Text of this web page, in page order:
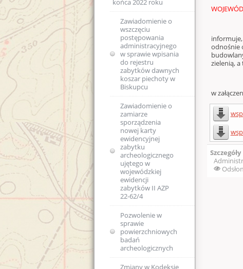
Ponowne
wykorzystanie
informacji publicznej
Kolejność
rozpatrywania spraw
Skargi i wnioski
Regulamin
Organizacyjny
WUOZ w Olsztynie
Statut prawny
Majątek
Podstawa prawna
USTAWA o
ochronie zabytków
i opiece nad
zabytkami (Dz.U.
2003 nr 162, poz.
1568)
USTAWA z dnia 16
kwietnia 2004 r o
ochronie przyrody
(Dz. U. Nr 92, poz.
880)
Wykaz stanowisk
WUOZ i kontakty
Elektroniczna
Skrzynka Podawcza -
składanie pism i
elektroniczną
Kierownictwo
jednostki
DEKLARACJA
końca 2022 roku
Zawiadomienie o
wszczęciu
postępowania
administracyjnego
w sprawie wpisania
do rejestru
zabytków dawnych
koszar piechoty w
Biskupcu
Zawiadomienie o
zamiarze
sporządzenia
nowej karty
ewidencyjnej
zabytku
archeologicznego
ujętego w
wojewódzkiej
ewidencji
zabytków II AZP
22-62/4
Pozwolenie w
sprawie
powierzchniowych
badań
archeologicznych
Zmiany w Kodeksie
odnośnie
zielenią,
w
Szczegóły